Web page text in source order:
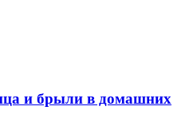
и брыли в домашних